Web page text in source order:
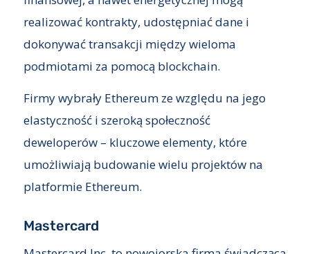
realizować kontrakty, udostępniać dane i
dokonywać transakcji między wieloma
podmiotami za pomocą blockchain.
Firmy wybrały Ethereum ze względu na jego
elastyczność i szeroką społeczność
deweloperów – kluczowe elementy, które
umożliwiają budowanie wielu projektów na
platformie Ethereum.
Mastercard